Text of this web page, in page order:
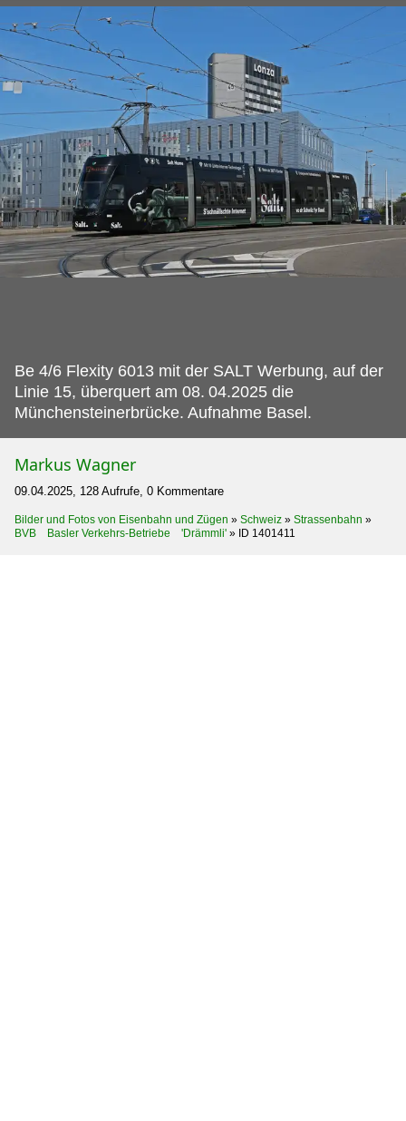
Be 4/6 Flexity 6013 mit der SALT Werbung, auf der
Linie 15, überquert am 08. 04.2025 die
Münchensteinerbrücke. Aufnahme Basel.
Markus Wagner
09.04.2025, 128 Aufrufe, 0 Kommentare
Bilder und Fotos von Eisenbahn und Zügen » Schweiz » Strassenbahn »
BVB Basler Verkehrs-Betriebe 'Drämmli' » ID 1401411